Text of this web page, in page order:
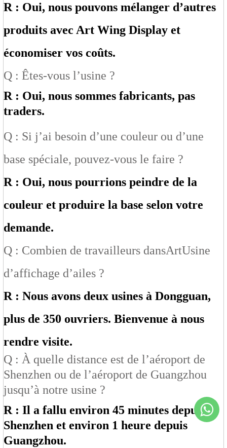
R : Oui, nous pouvons mélanger d’autres
produits avec Art Wing Display et
économiser vos coûts.
Q : Êtes-vous l’usine ?
R : Oui, nous sommes fabricants, pas
traders.
Q : Si j’ai besoin d’une couleur ou d’une
base spéciale, pouvez-vous le faire ?
R : Oui, nous pourrions peindre de la
couleur et produire la base selon votre
demande.
Q : Combien de travailleurs dansArtUsine
d’affichage d’ailes ?
R : Nous avons deux usines à Dongguan,
plus de 350 ouvriers. Bienvenue à nous
rendre visite.
Q : À quelle distance est de l’aéroport de
Shenzhen ou de l’aéroport de Guangzhou
jusqu’à notre usine ?
R : Il a fallu environ 45 minutes depuis
Shenzhen et environ 1 heure depuis
Guangzhou.